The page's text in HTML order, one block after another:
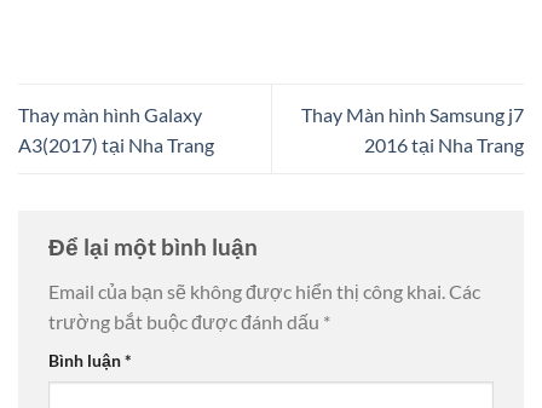
Thay màn hình Galaxy
A3(2017) tại Nha Trang
Thay Màn hình Samsung j7
2016 tại Nha Trang
Để lại một bình luận
Email của bạn sẽ không được hiển thị công khai.Các
trường bắt buộc được đánh dấu *
Bình luận*